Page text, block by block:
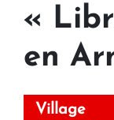
«
en
Village